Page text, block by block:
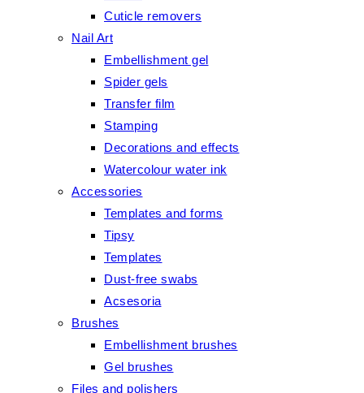
Cuticle removers
Nail Art
Embellishment gel
Spider gels
Transfer film
Stamping
Decorations and effects
Watercolour water ink
Accessories
Templates and forms
Tipsy
Templates
Dust-free swabs
Acsesoria
Brushes
Embellishment brushes
Gel brushes
Files and polishers